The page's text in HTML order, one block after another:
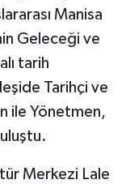
Manisa
Geleceği ve
tarih
Tarihçi ve
ile Yönetmen,
Merkezi Lale